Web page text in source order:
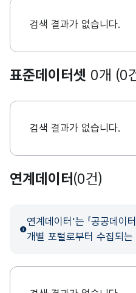
검색 결과가 없습니다.
표준데이터셋 0개 (0
검색 결과가 없습니다.
연계데이터 (0건)
연계데이터'는 「공공데이
개별 포털로부터 수집되